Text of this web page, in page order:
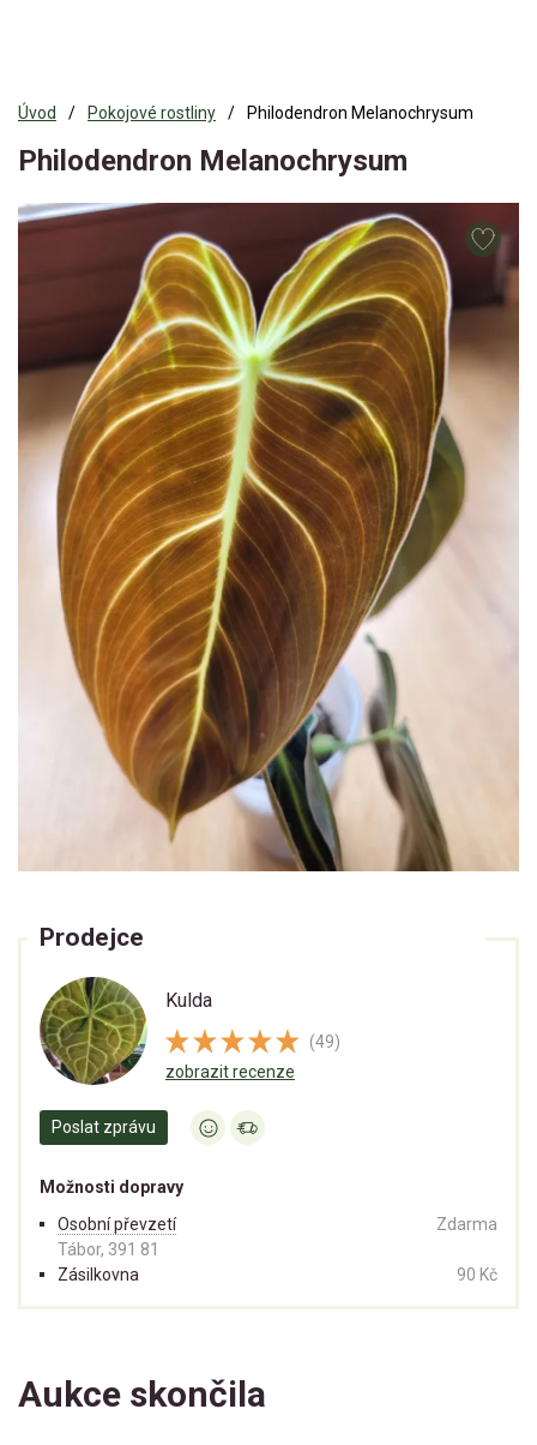
Úvod Pokojové rostliny Philodendron Melanochrysum
Philodendron Melanochrysum
Prodejce
Kulda
(49)
zobrazit recenze
Poslat zprávu
Možnosti dopravy
Osobní převzetí
Tábor, 391 81
Zdarma
Zásilkovna 90 Kč
Aukce skončila